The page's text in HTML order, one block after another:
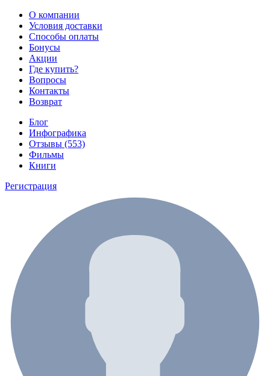
О компании
Условия доставки
Способы оплаты
Бонусы
Акции
Где купить?
Вопросы
Контакты
Возврат
Блог
Инфографика
Отзывы (553)
Фильмы
Книги
Регистрация